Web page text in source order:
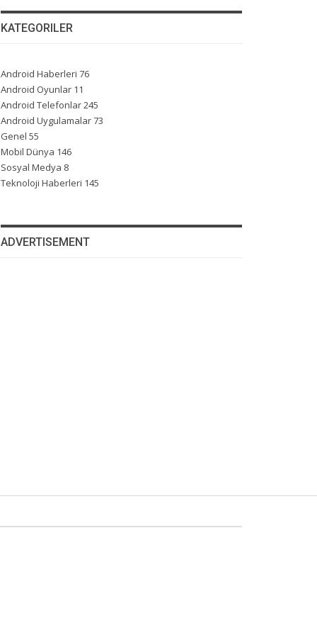
KATEGORILER
Android Haberleri 76
Android Oyunlar 11
Android Telefonlar245
Android Uygulamalar73
Genel 55
Mobil Dünya 146
Sosyal Medya 8
Teknoloji Haberleri 145
ADVERTISEMENT